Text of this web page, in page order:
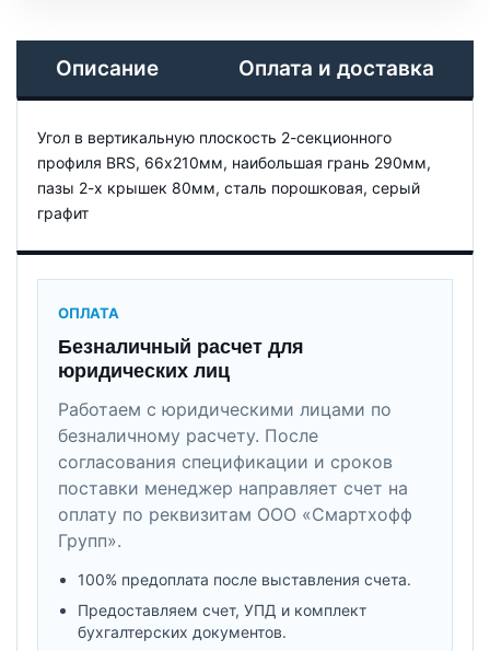
Описание Оплата и доставка
Угол в вертикальную плоскость 2-секционного
профиля BRS, 66х210мм, наибoльшая грань 290мм,
пазы 2-х крышек 80мм, сталь порошковая, серый
графит
ОПЛАТА
Безналичный расчет для
юридических лиц
Работаем с юридическими лицами по
безналичному расчету. После
согласования спецификации и сроков
поставки менеджер направляет счет на
оплату по реквизитам ООО «Смартхофф
Групп».
100% предоплата после выставления счета.
Предоставляем счет, УПД и комплект
бухгалтерских документов.